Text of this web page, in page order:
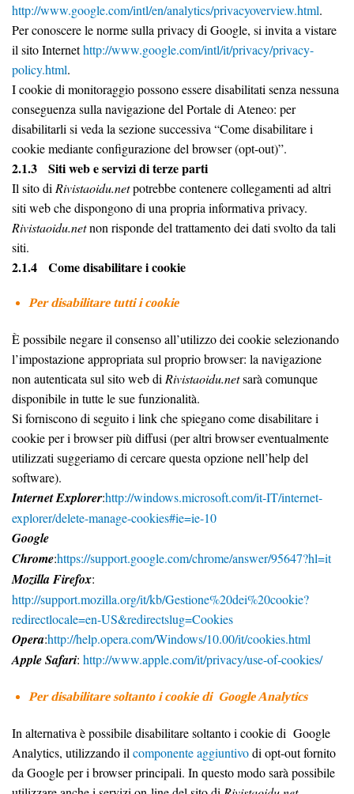
http://www.google.com/intl/en/analytics/privacyoverview.html.
Per conoscere le norme sulla privacy di Google, si invita a vistare
il sito Internethttp://www.google.com/intl/it/privacy/privacy-
policy.html.
I cookie di monitoraggio possono essere disabilitati senza nessuna
conseguenza sulla navigazione del Portale di Ateneo: per
disabilitarli si veda la sezione successiva “Come disabilitare i
cookie mediante configurazione del browser (opt-out)”.
2.1.3 Siti web e servizi di terze parti
Il sito di Rivistaoidu.netpotrebbe contenere collegamenti ad altri
siti web che dispongono di una propria informativa privacy.
Rivistaoidu.netnon risponde del trattamento dei dati svolto da tali
siti.
2.1.4 Come disabilitare i cookie
Per disabilitare tutti i cookie
È possibile negare il consenso all’utilizzo dei cookie selezionando
l’impostazione appropriata sul proprio browser: la navigazione
non autenticata sul sito web di Rivistaoidu.netsarà comunque
disponibile in tutte le sue funzionalità.
Si forniscono di seguito i link che spiegano come disabilitare i
cookie per i browser più diffusi (per altri browser eventualmente
utilizzati suggeriamo di cercare questa opzione nell’help del
software).
Internet Explorer:http://windows.microsoft.com/it-IT/internet-
explorer/delete-manage-cookies#ie=ie-10
Google
Chrome:https://support.google.com/chrome/answer/95647?hl=it
Mozilla Firefox:
http://support.mozilla.org/it/kb/Gestione%20dei%20cookie?
redirectlocale=en-US&redirectslug=Cookies
Opera:http://help.opera.com/Windows/10.00/it/cookies.html
Apple Safari: http://www.apple.com/it/privacy/use-of-cookies/
Per disabilitare soltanto i cookie di Google Analytics
In alternativa è possibile disabilitare soltanto i cookie di Google
Analytics, utilizzando il componente aggiuntivodi opt-out fornito
da Google per i browser principali. In questo modo sarà possibile